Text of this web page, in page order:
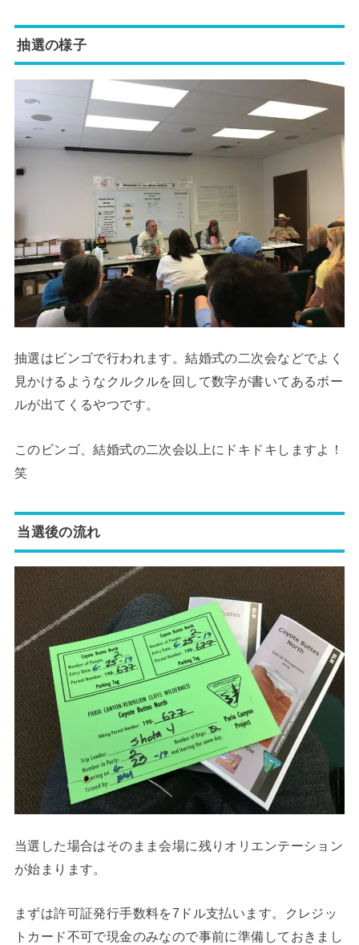
抽選の様子
抽選はビンゴで行われます。結婚式の二次会などでよく
見かけるようなクルクルを回して数字が書いてあるボー
ルが出てくるやつです。
このビンゴ、結婚式の二次会以上にドキドキしますよ！
笑
当選後の流れ
当選した場合はそのまま会場に残りオリエンテーション
が始まります。
まずは許可証発行手数料を7ドル支払います。クレジッ
トカード不可で現金のみなので事前に準備しておきまし